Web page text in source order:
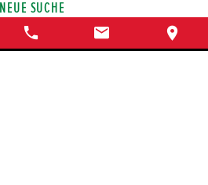
NEUE SUCHE